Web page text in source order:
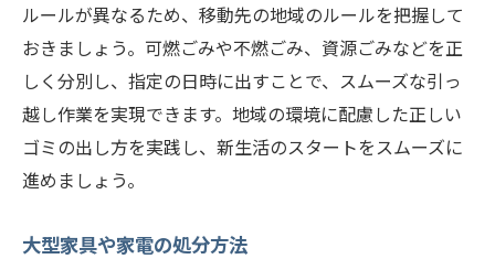
ルールが異なるため、移動先の地域のルールを把握して
おきましょう。可燃ごみや不燃ごみ、資源ごみなどを正
しく分別し、指定の日時に出すことで、スムーズな引っ
越し作業を実現できます。地域の環境に配慮した正しい
ゴミの出し方を実践し、新生活のスタートをスムーズに
進めましょう。
大型家具や家電の処分方法